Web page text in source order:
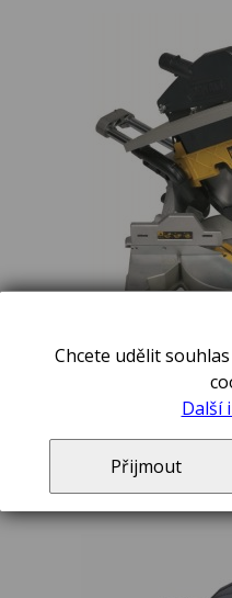
kombinovaná pila 305 mm, 1 600 W
Pokosová pila
Chcete udělit
Další
Přijmout